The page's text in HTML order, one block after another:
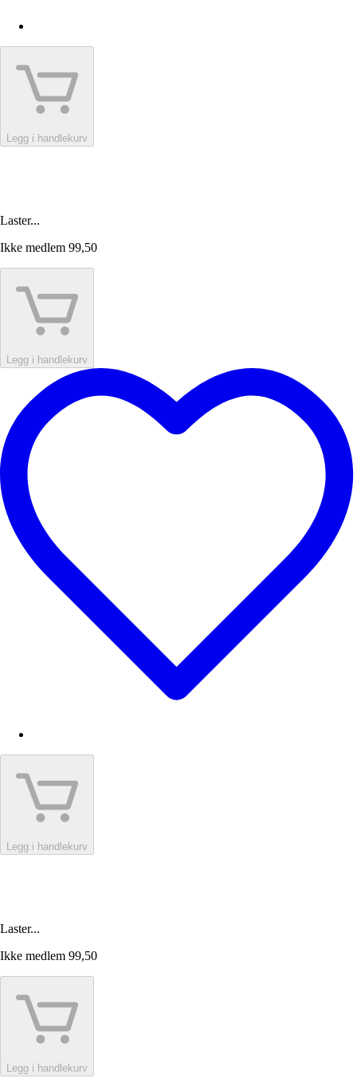
Legg i handlekurv
Laster...
Ikke medlem 99,50
Legg i handlekurv
Legg i handlekurv
Laster...
Ikke medlem 99,50
Legg i handlekurv